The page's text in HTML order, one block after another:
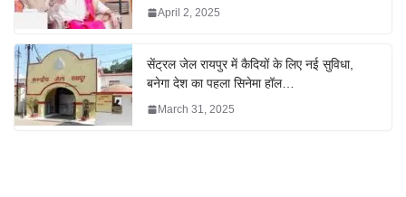
April 2, 2025
सेंट्रल जेल रायपुर में कैदियों के लिए नई सुविधा,
बनेगा देश का पहला सिनेमा हॉल…
March 31, 2025